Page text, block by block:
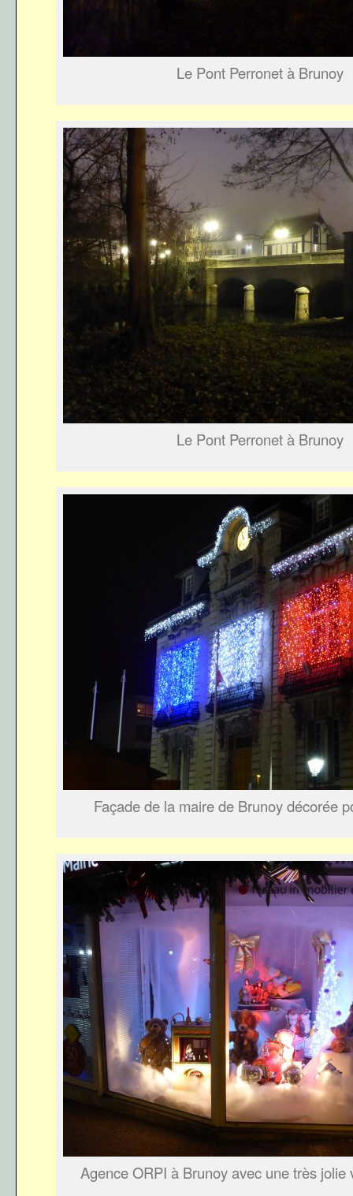
Le Pont Perronet à Brunoy
Le Pont Perronet à Brunoy
Façade de la maire de Brunoy décorée
Agence ORPI à Brunoy avec une très jolie